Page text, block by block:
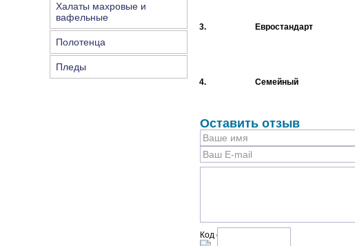
Халаты махровые и
вафельные
Полотенца
Пледы
3. Евростандарт
4. Семейный
Оставить отзыв
Код с рисунка: